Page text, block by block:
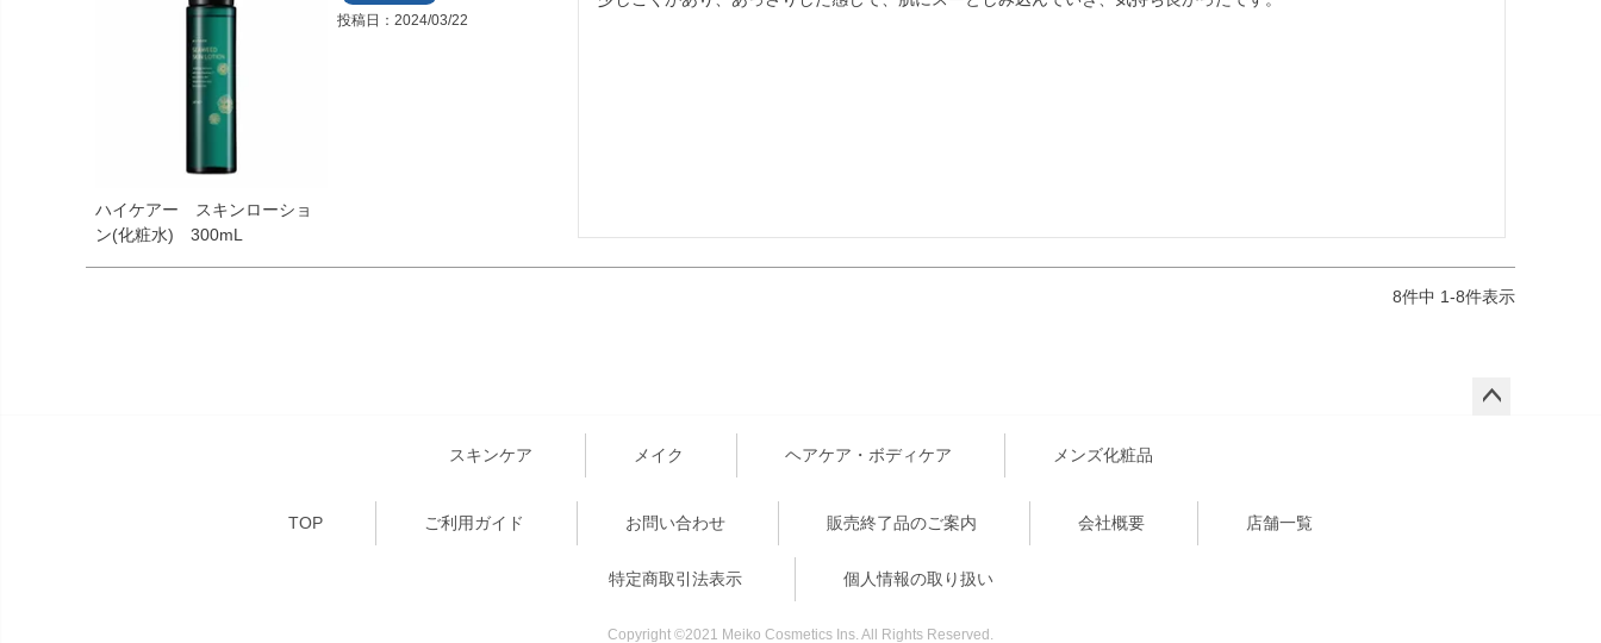
ハイケアー スキンローショ
ン(化粧水) 300mL
投稿日 2024/03/22
8件中 1-8件表示
スキンケア メイク ヘアケア・ボディケア メンズ化粧品
TOP ご利用ガイド お問い合わせ 販売終了品のご案内 会社概要 店舗一覧
特定商取引法表示 個人情報の取り扱い
Copyright ©2021 Meiko Cosmetics Ins. All Rights Reserved.